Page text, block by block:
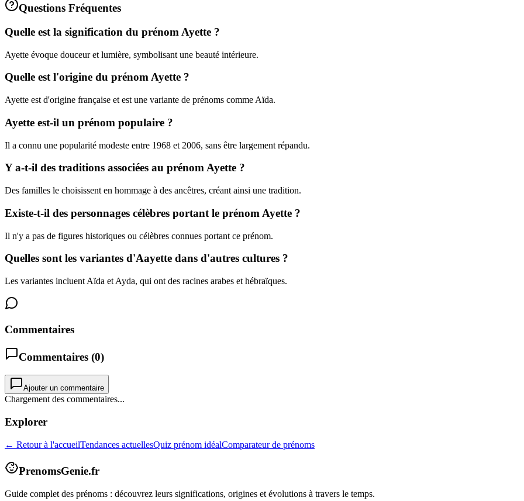
Questions Fréquentes
Quelle est la signification du prénom Ayette ?
Ayette évoque douceur et lumière, symbolisant une beauté intérieure.
Quelle est l'origine du prénom Ayette ?
Ayette est d'origine française et est une variante de prénoms comme Aïda.
Ayette est-il un prénom populaire ?
Il a connu une popularité modeste entre 1968 et 2006, sans être largement répandu.
Y a-t-il des traditions associées au prénom Ayette ?
Des familles le choisissent en hommage à des ancêtres, créant ainsi une tradition.
Existe-t-il des personnages célèbres portant le prénom Ayette ?
Il n'y a pas de figures historiques ou célèbres connues portant ce prénom.
Quelles sont les variantes d'Aayette dans d'autres cultures ?
Les variantes incluent Aïda et Ayda, qui ont des racines arabes et hébraïques.
Commentaires
Commentaires (0)
Ajouter un commentaire
Chargement des commentaires...
Explorer
← Retour à l'accueilTendances actuellesQuiz prénom idéalComparateur de prénoms
PrenomsGenie.fr
Guide complet des prénoms : découvrez leurs significations, origines et évolutions à travers le temps.